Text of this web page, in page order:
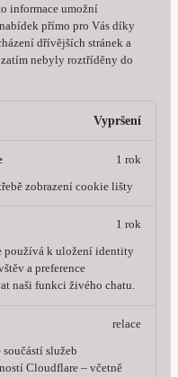
informace umožní
přímo pro Vás díky
dřívějších stránek a
nebyly roztříděny do
Vypršení
zobrazení cookie lišty
1 rok
používá k uložení identity
a preference
naši funkci živého chatu.
1 rok
služeb
Cloudflare – včetně
relace